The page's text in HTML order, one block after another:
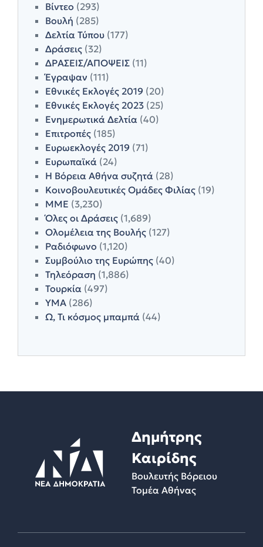
Βίντεο (293)
Βουλή (285)
Δελτία Τύπου (177)
Δράσεις (32)
ΔΡΑΣΕΙΣ/ΑΠΟΨΕΙΣ (11)
Έγραψαν (111)
Εθνικές Εκλογές 2019 (20)
Εθνικές Εκλογές 2023 (25)
Ενημερωτικά Δελτία (40)
Επιτροπές (185)
Ευρωεκλογές 2019 (71)
Ευρωπαϊκά (24)
Η Βόρεια Αθήνα συζητά (28)
Κοινοβουλευτικές Ομάδες Φιλίας (19)
ΜΜΕ (3,230)
Όλες οι Δράσεις (1,689)
Ολομέλεια της Βουλής (127)
Ραδιόφωνο (1,120)
Συμβούλιο της Ευρώπης (40)
Τηλεόραση (1,886)
Τουρκία (497)
ΥΜΑ (286)
Ω, Τι κόσμος μπαμπά (44)
Δημήτρης
Καιρίδης
Βουλευτής Βόρειου
Τομέα Αθήνας